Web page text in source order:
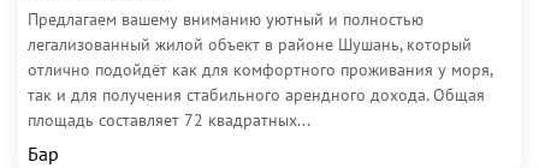
Предлагаем вашему вниманию уютный и полностью
легализованный жилой объект в районе Шушань, который
отлично подойдёт как для комфортного проживания у моря,
так и для получения стабильного арендного дохода. Общая
площадь составляет 72 квадратных...
Бар